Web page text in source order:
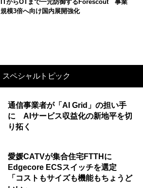
ITからOTまで一元防御するForescout 事業
規模3倍へ向け国内展開強化
スペシャルトピック
通信事業者が「AI Grid」の担い手
に AIサービス収益化の新地平を切
り拓く
愛媛CATVが集合住宅FTTHに
Edgecore ECSスイッチを選定
「コストもサイズも機能もちょうど